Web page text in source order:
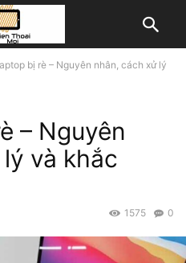
bị rè – Nguyên nhân, cách xử lý
– Nguyên
và khắc
0
1575